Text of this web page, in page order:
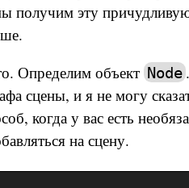
эту
Определим объект Node
сцены, и я не могу
когда у вас есть
на сцену.